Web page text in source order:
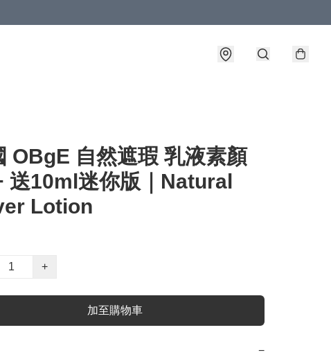
OBgE 自然遮瑕 乳液素顏
送10ml迷你版｜Natural
Lotion
+
加至購物車
−